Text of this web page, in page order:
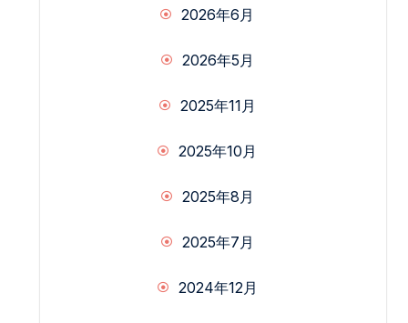
2026年6月
2026年5月
2025年11月
2025年10月
2025年8月
2025年7月
2024年12月